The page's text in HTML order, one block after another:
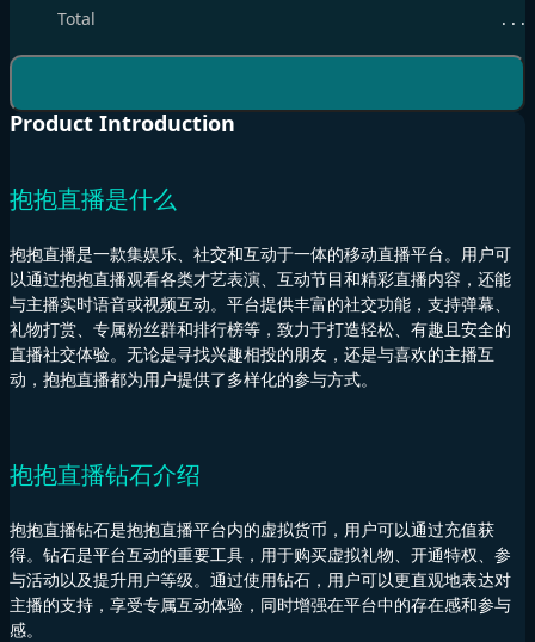
Total . . .
Product Introduction
抱抱直播是什么
抱抱直播是一款集娱乐、社交和互动于一体的移动直播平台。用户可
以通过抱抱直播观看各类才艺表演、互动节目和精彩直播内容，还能
与主播实时语音或视频互动。平台提供丰富的社交功能，支持弹幕、
礼物打赏、专属粉丝群和排行榜等，致力于打造轻松、有趣且安全的
直播社交体验。无论是寻找兴趣相投的朋友，还是与喜欢的主播互
动，抱抱直播都为用户提供了多样化的参与方式。
抱抱直播钻石介绍
抱抱直播钻石是抱抱直播平台内的虚拟货币，用户可以通过充值获
得。钻石是平台互动的重要工具，用于购买虚拟礼物、开通特权、参
与活动以及提升用户等级。通过使用钻石，用户可以更直观地表达对
主播的支持，享受专属互动体验，同时增强在平台中的存在感和参与
感。